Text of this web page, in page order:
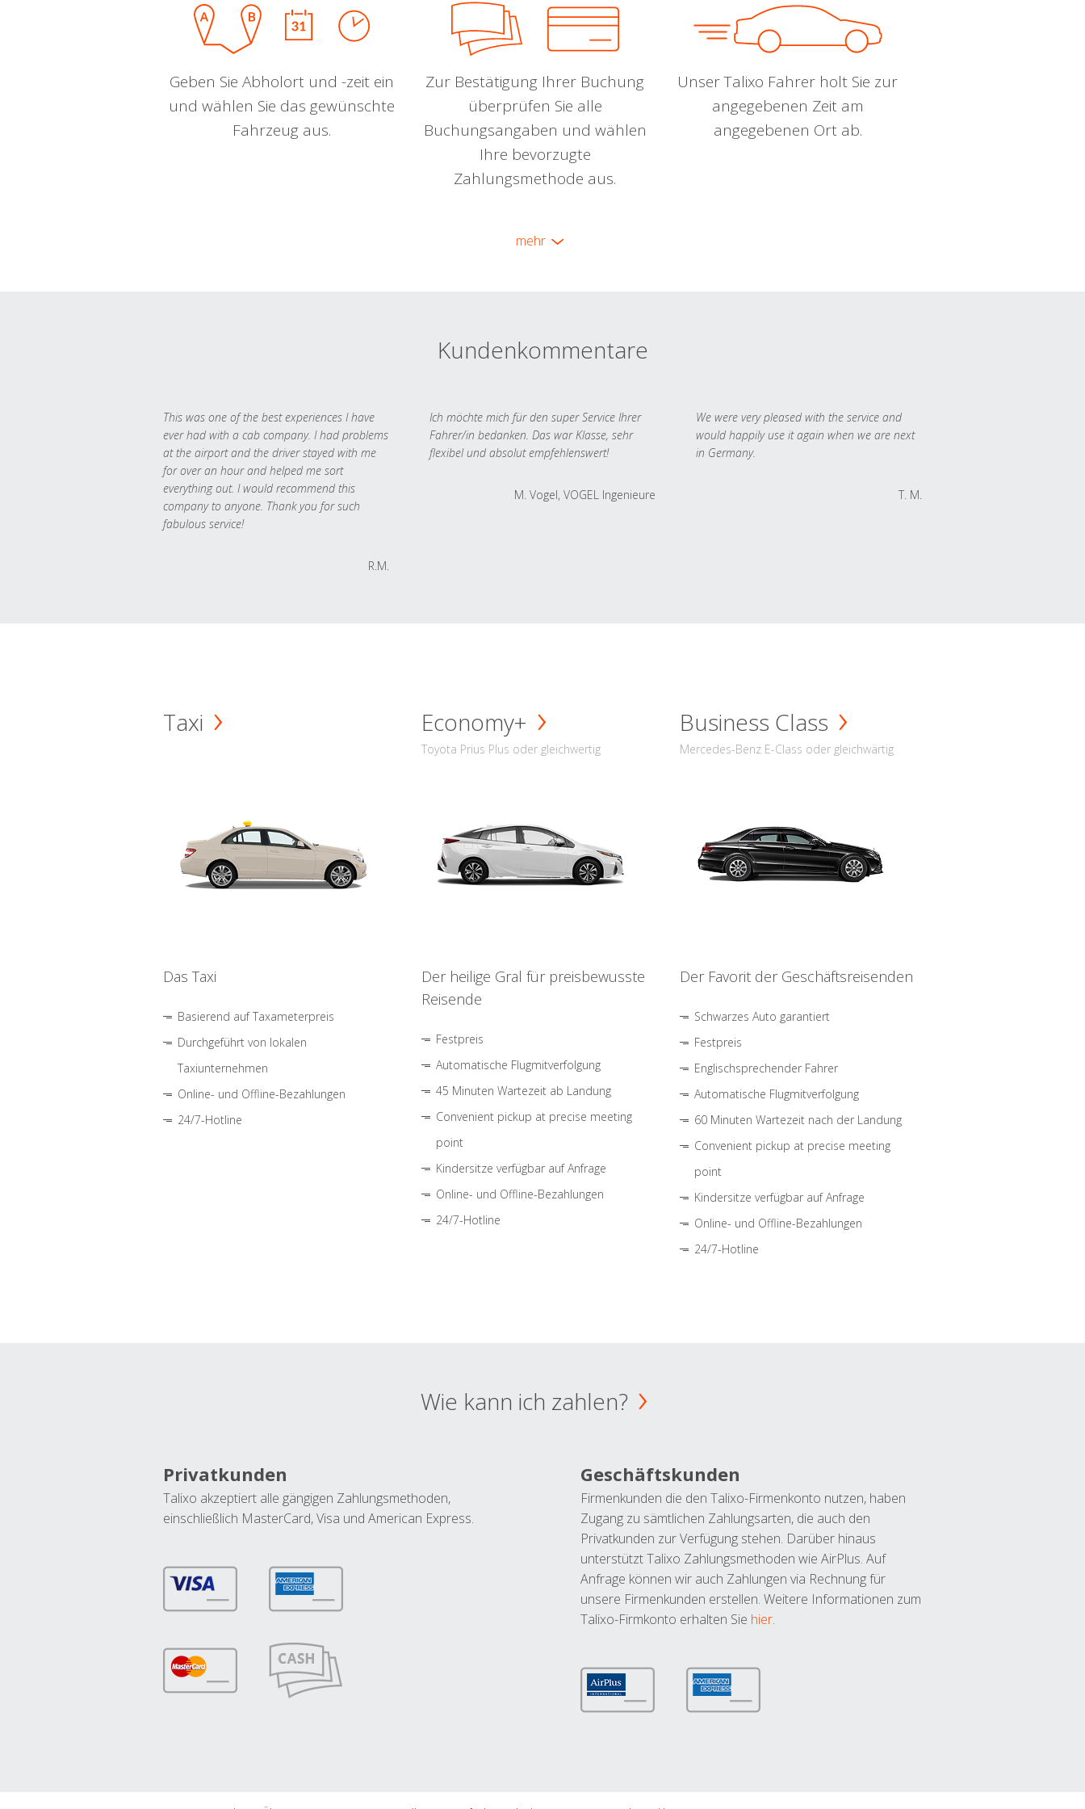
Geben Sie Abholort und -zeit ein
und wählen Sie das gewünschte
Fahrzeug aus.
Zur Bestätigung Ihrer Buchung
überprüfen Sie alle
Buchungsangaben und wählen
Ihre bevorzugte
Zahlungsmethode aus.
Unser Talixo Fahrer holt Sie zur
angegebenen Zeit am
angegebenen Ort ab.
mehr
Kundenkommentare
This was one of the best experiences I have
ever had with a cab company. I had problems
at the airport and the driver stayed with me
for over an hour and helped me sort
everything out. I would recommend this
company to anyone. Thank you for such
fabulous service!
R.M.
Ich möchte mich für den super Service Ihrer
Fahrer/in bedanken. Das war Klasse, sehr
flexibel und absolut empfehlenswert!
M. Vogel, VOGEL Ingenieure
We were very pleased with the service and
would happily use it again when we are next
in Germany.
T. M.
Taxi
Das Taxi
Basierend auf Taxameterpreis
Durchgeführt von lokalen
Taxiunternehmen
Online- und Offline-Bezahlungen
24/7-Hotline
Economy+
Toyota Prius Plus oder gleichwertig
Der heilige Gral für preisbewusste
Reisende
Festpreis
Automatische Flugmitverfolgung
45 Minuten Wartezeit ab Landung
Convenient pickup at precise meeting
point
Kindersitze verfügbar auf Anfrage
Online- und Offline-Bezahlungen
24/7-Hotline
Business Class
Mercedes-Benz E-Class oder gleichwärtig
Der Favorit der Geschäftsreisenden
Schwarzes Auto garantiert
Festpreis
Englischsprechender Fahrer
Automatische Flugmitverfolgung
60 Minuten Wartezeit nach der Landung
Convenient pickup at precise meeting
point
Kindersitze verfügbar auf Anfrage
Online- und Offline-Bezahlungen
24/7-Hotline
Wie kann ich zahlen?
Privatkunden
Talixo akzeptiert alle gängigen Zahlungsmethoden,
einschließlich MasterCard, Visa und American Express.
Geschäftskunden
Firmenkunden die den Talixo-Firmenkonto nutzen, haben
Zugang zu sämtlichen Zahlungsarten, die auch den
Privatkunden zur Verfügung stehen. Darüber hinaus
unterstützt Talixo Zahlungsmethoden wie AirPlus. Auf
Anfrage können wir auch Zahlungen via Rechnung für
unsere Firmenkunden erstellen. Weitere Informationen zum
Talixo-Firmkonto erhalten Sie hier.